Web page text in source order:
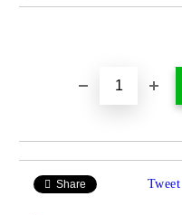
Share Tweet